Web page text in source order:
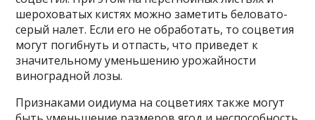
шероховатых кистях можно заметить беловато-
серый налет. Если его не обработать, то соцветия
могут погибнуть и отпасть, что приведет к
значительному уменьшению урожайности
виноградной лозы.
Признаками оидиума на соцветиях также могут